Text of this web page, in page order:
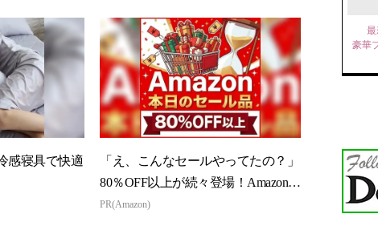
感寝具で快適
「え、こんなセールやってたの？」
80％OFF以上が続々登場！Amazonの
本気が...
PR(Amazon)
最
豪華